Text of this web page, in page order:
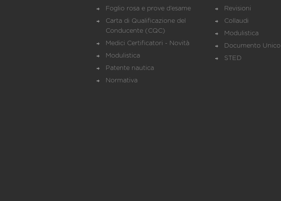
Foglio rosa e prove d’esame
Carta di Qualificazione del
Conducente (CQC)
Medici Certificatori - Novità
Modulistica
Patente nautica
Normativa
Revisioni
Collaudi
Modulistica
Documento Unico
STED